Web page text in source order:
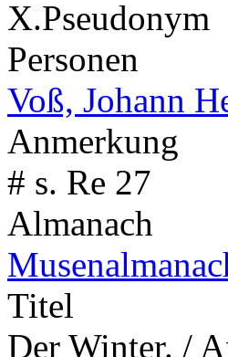
X.Pseudonym
Personen
Voß, Johann
Anmerkung
# s. Re 27
Almanach
Titel
Der Winter. /